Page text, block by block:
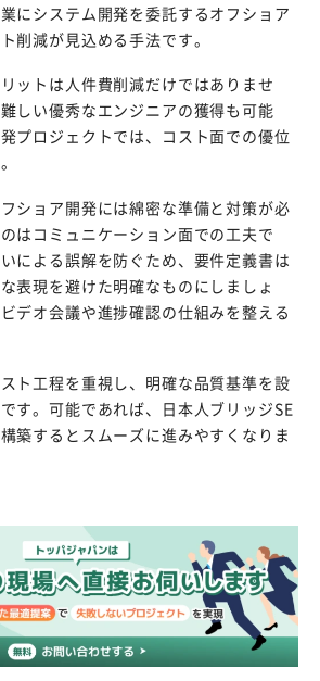
にシステム開発を委託するオフショア
削減が見込める手法です。
ットは人件費削減だけではありませ
しい優秀なエンジニアの獲得も可能
プロジェクトでは、コスト面での優位
ショア開発には綿密な準備と対策が必
はコミュニケーション面での工夫で
による誤解を防ぐため、要件定義書は
表現を避けた明確なものにしましょ
デオ会議や進捗確認の仕組みを整える
ト工程を重視し、明確な品質基準を設
す。可能であれば、日本人ブリッジSE
築するとスムーズに進みやすくなりま